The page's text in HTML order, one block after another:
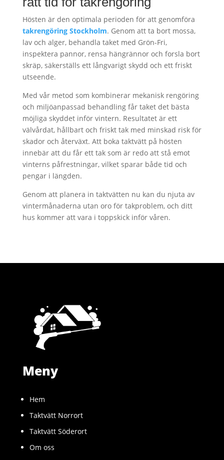
Hösten är den optimala perioden för att genomföra
takrengöring Stockholm. Genom att ta bort mossa,
lav och alger, behandla taket med Grön-Fri,
inspektera pannor, rensa hängrännor och forsla bort
skräp, säkerställs ett långvarigt skydd och ett friskt
utseende.
Med vår metod som kombinerar mekanisk rengöring
och miljöanpassad behandling får taket det bästa
möjliga skyddet inför vintern. Resultatet är ett
välvårdat, hållbart och friskt tak med minskad risk för
skador och återväxt. Att boka taktvätt på hösten
innebär att du får ett tak som är redo att stå emot
vinterns påfrestningar, vilket sparar både tid och
pengar i längden.
Genom att planera in taktvätten nu kan du njuta av
vintermånaderna utan oro för takproblem, och ditt
hus kommer att vara i toppskick inför våren.
Meny
Hem
Taktvätt Norrort
Taktvätt Söderort
Om oss